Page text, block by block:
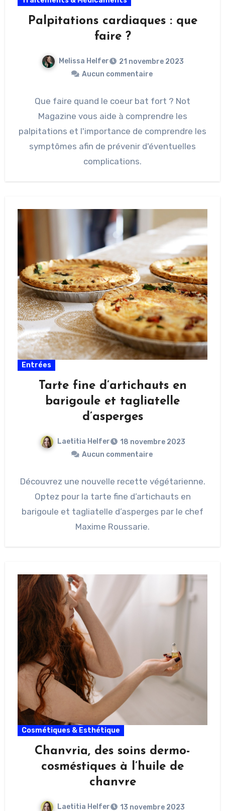
Palpitations cardiaques : que
faire ?
Melissa Helfer
21 novembre 2023
Aucun commentaire
Que faire quand le coeur bat fort ? Not
Magazine vous aide à comprendre les
palpitations et l'importance de comprendre les
symptômes afin de prévenir d'éventuelles
complications.
Entrées
Tarte fine d’artichauts en
barigoule et tagliatelle
d’asperges
Laetitia Helfer
18 novembre 2023
Aucun commentaire
Découvrez une nouvelle recette végétarienne.
Optez pour la tarte fine d’artichauts en
barigoule et tagliatelle d’asperges par le chef
Maxime Roussarie.
Cosmétiques & Esthétique
Chanvria, des soins dermo-
cosméstiques à l’huile de
chanvre
Laetitia Helfer
13 novembre 2023